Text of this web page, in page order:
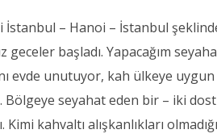
– Hanoi – İstanbul
başladı. Yapacağım
evde unutuyor, kah ülkeye
Bölgeye seyahat eden bir – iki
Kimi kahvaltı alışkanlıkları